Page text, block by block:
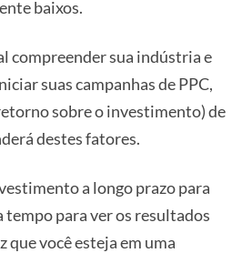
baixos.
compreender sua indústria e
suas campanhas de PPC,
sobre o investimento) de
destes fatores.
a longo prazo para
tempo para ver os resultados
que você esteja em uma